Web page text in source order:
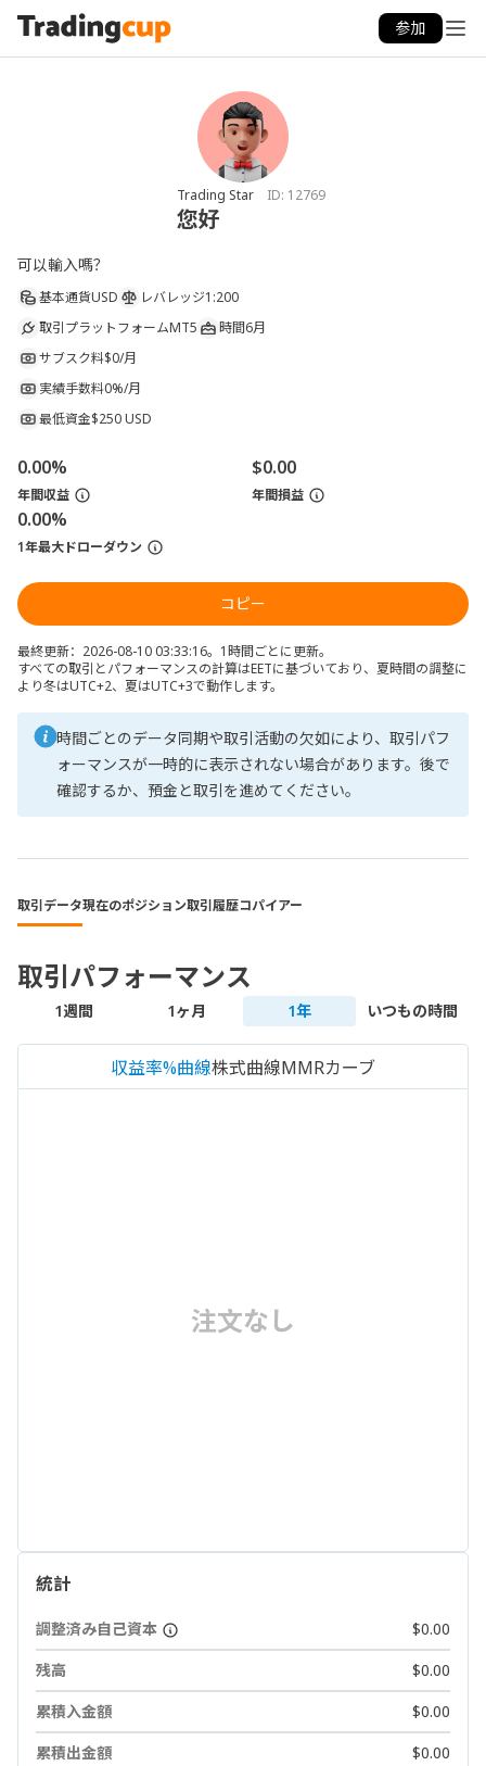
参加
Trading Star ID: 12769
您好
可以輸入嗎？
基本通貨USD レバレッジ1:200
取引プラットフォームMT5 時間6月
サブスク料$0/月
実績手数料0%/月
最低資金$250 USD
0.00%
年間収益
$0.00
年間損益
0.00%
1年最大ドローダウン
コピー
最終更新：2026-08-10 03:33:16。1時間ごとに更新。
すべての取引とパフォーマンスの計算はEETに基づいており、夏時間の調整に
より冬はUTC+2、夏はUTC+3で動作します。
時間ごとのデータ同期や取引活動の欠如により、取引パフ
ォーマンスが一時的に表示されない場合があります。後で
確認するか、預金と取引を進めてください。
取引データ現在のポジション取引履歴コパイアー
取引パフォーマンス
1週間 1ヶ月 1年 いつもの時間
収益率%曲線株式曲線MMRカーブ
注文なし
統計
調整済み自己資本
$0.00
残高
$0.00
累積入金額
$0.00
累積出金額
$0.00